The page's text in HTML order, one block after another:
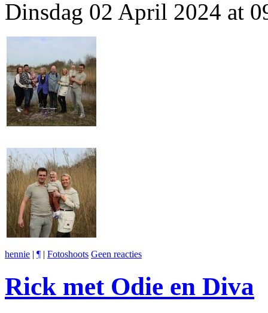
Dinsdag 02 April 2024 at
hennie ¶ Fotoshoots Geen reacties
Rick met Odie en Diva